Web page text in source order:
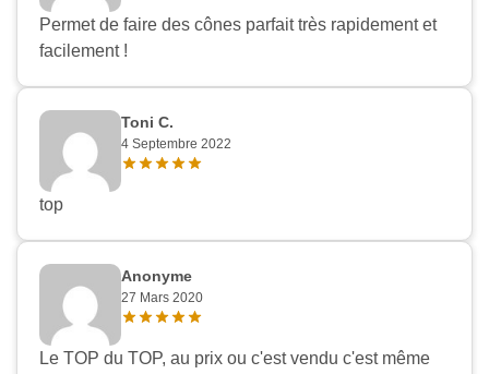
Permet de faire des cônes parfait très rapidement et
facilement !
Toni C.
4 Septembre 2022
top
Anonyme
27 Mars 2020
Le TOP du TOP, au prix ou c'est vendu c'est même